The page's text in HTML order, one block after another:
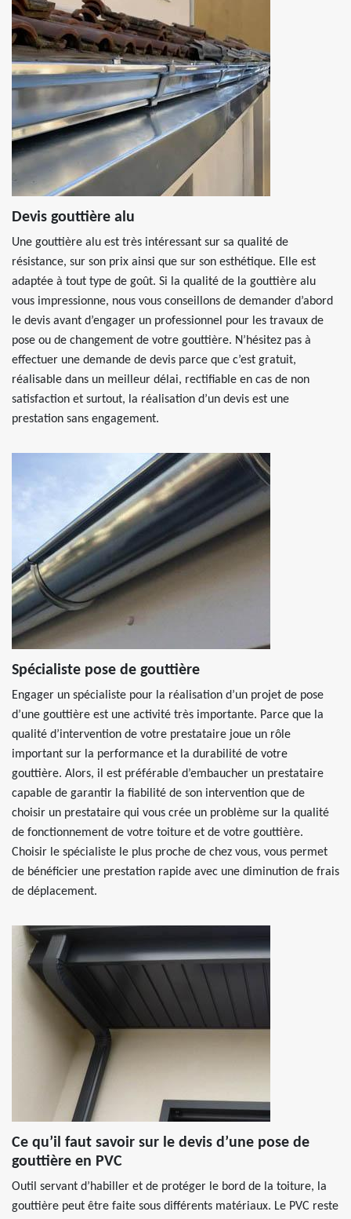
Devis gouttière alu
Une gouttière alu est très intéressant sur sa qualité de
résistance, sur son prix ainsi que sur son esthétique. Elle est
adaptée à tout type de goût. Si la qualité de la gouttière alu
vous impressionne, nous vous conseillons de demander d’abord
le devis avant d’engager un professionnel pour les travaux de
pose ou de changement de votre gouttière. N’hésitez pas à
effectuer une demande de devis parce que c’est gratuit,
réalisable dans un meilleur délai, rectifiable en cas de non
satisfaction et surtout, la réalisation d’un devis est une
prestation sans engagement.
Spécialiste pose de gouttière
Engager un spécialiste pour la réalisation d’un projet de pose
d’une gouttière est une activité très importante. Parce que la
qualité d’intervention de votre prestataire joue un rôle
important sur la performance et la durabilité de votre
gouttière. Alors, il est préférable d’embaucher un prestataire
capable de garantir la fiabilité de son intervention que de
choisir un prestataire qui vous crée un problème sur la qualité
de fonctionnement de votre toiture et de votre gouttière.
Choisir le spécialiste le plus proche de chez vous, vous permet
de bénéficier une prestation rapide avec une diminution de frais
de déplacement.
Ce qu’il faut savoir sur le devis d’une pose de
gouttière en PVC
Outil servant d’habiller et de protéger le bord de la toiture, la
gouttière peut être faite sous différents matériaux. Le PVC reste